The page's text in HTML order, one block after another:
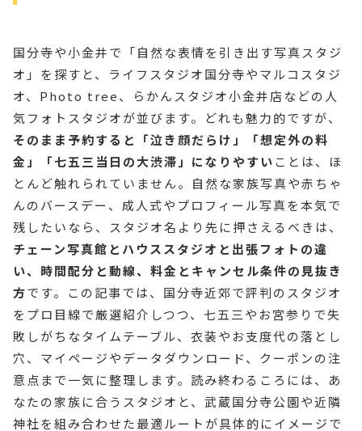
国分寺や小金井で「自然な表情を引き出す写真スタジ
オ」を探すと、ライフスタジオ国分寺やマルコスタジ
オ、Photo tree、らかんスタジオ小金井店などの人
気フォトスタジオが並びます。どれも魅力的ですが、
そのまま予約すると「泣き顔だらけ」「想定外の料
金」「七五三当日の大渋滞」になりやすいことは、ほ
とんど触れられていません。自然な家族写真や赤ちゃ
んのバースデー、成人式やプロフィール写真を本気で
残したいなら、スタジオ名より先に押さえるべきは、
チェーン写真館とハウススタジオと出張フォトの違
い、時間配分と動線、料金とキャンセル条件の見抜き
方です。この記事では、国分寺近郊で評判のスタジオ
をプロ目線で厳選紹介しつつ、七五三やお宮参りで失
敗しがちなタイムテーブル、衣装やお支度代の落とし
穴、マイページやデータダウンロード、クーポンの注
意点まで一気に整理します。読み終わるころには、あ
なたの家族に合うスタジオと、武蔵国分寺公園や近隣
神社を組み合わせた最適ルートが具体的にイメージで